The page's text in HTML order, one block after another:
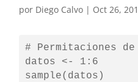
por Diego Calvo | Oct 26,
# Permitaciones
datos <- 1:6
sample(datos)